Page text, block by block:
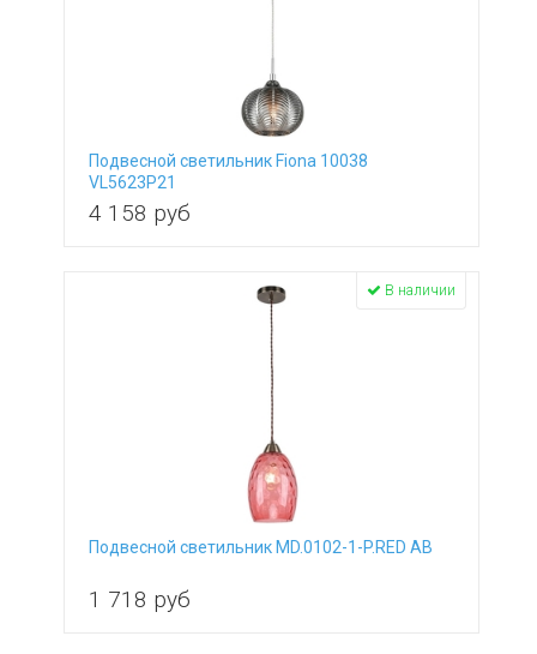
Подвесной светильник Fiona 10038
VL5623P21
4 158 руб
Подвесной светильник MD.0102-1-P.RED AB
1 718 руб
В наличии